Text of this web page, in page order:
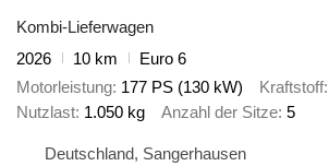
Kombi-Lieferwagen
2026
10 km
Euro 6
Motorleistung 177 PS (130 kW) Kraftstoff
Nutzlast 1.050 kg Anzahl der Sitze 5
Deutschland, Sangerhausen